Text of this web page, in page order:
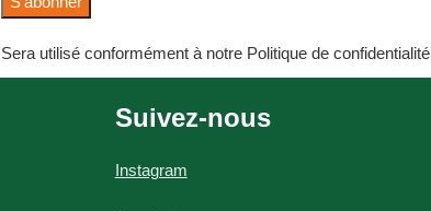
Sera utilisé conformément à notre Politique de confidentialité
Suivez-nous
Instagram